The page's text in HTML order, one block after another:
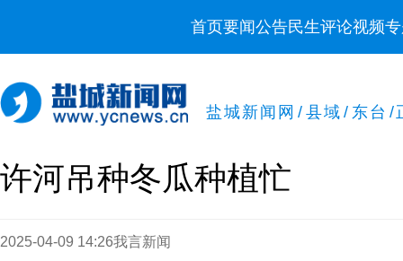
首页要闻公告民生评论视频
盐城新闻网 / 县域 / 东台 /
许河吊种冬瓜种植忙
2025-04-09 14:26我言新闻